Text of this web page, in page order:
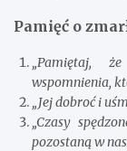
Pamięć o
„Pamiętaj,
wspomnienia,
„Jej dobroć i
„Czasy
pozostaną w